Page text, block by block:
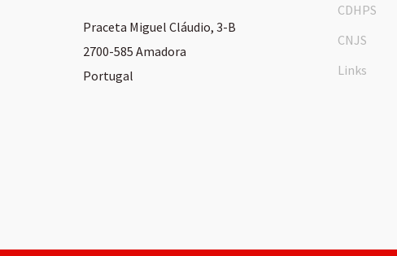
Praceta Miguel Cláudio, 3-B
2700-585 Amadora
Portugal
CDHPS
CNJS
Links